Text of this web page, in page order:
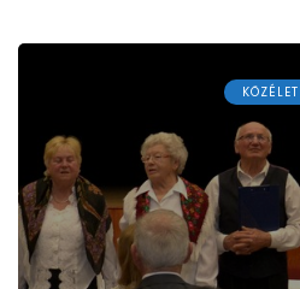
KÖZÉLET